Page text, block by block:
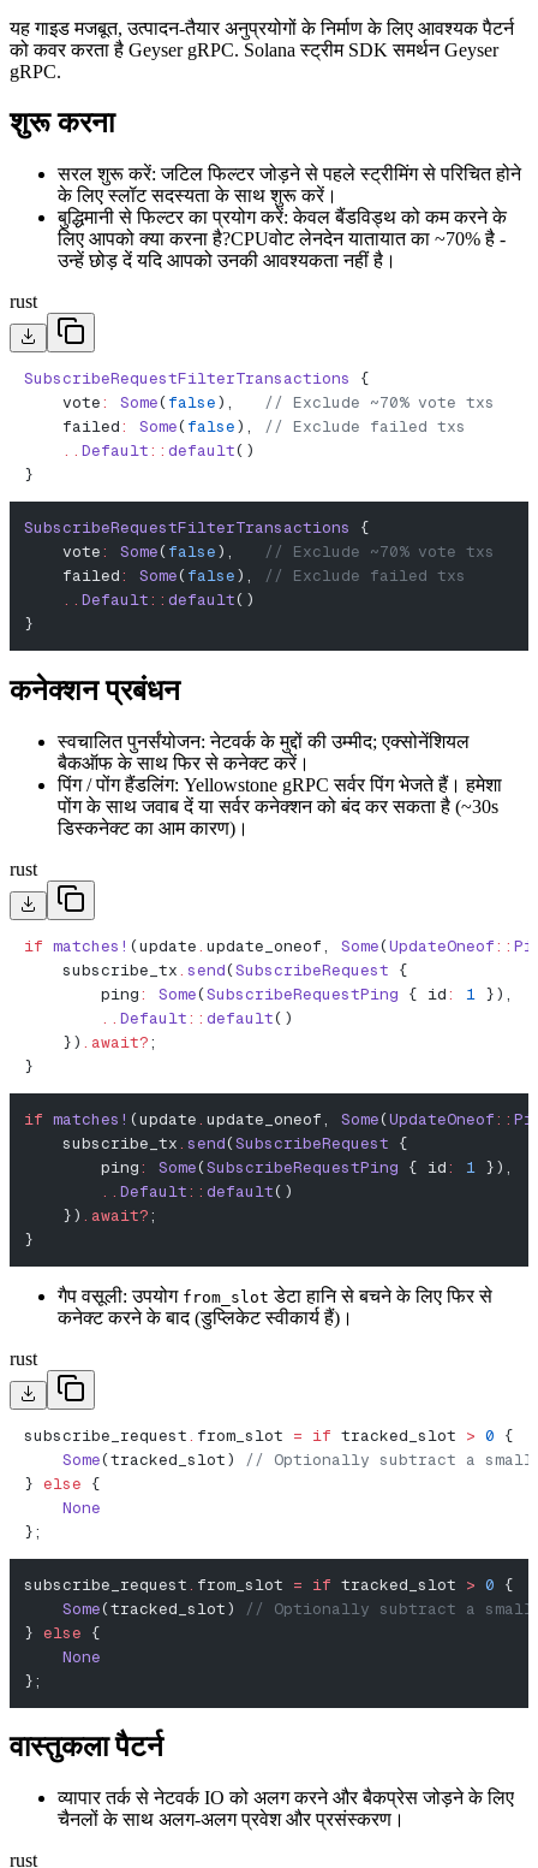
यह गाइड मजबूत, उत्पादन-तैयार अनुप्रयोगों के निर्माण के लिए आवश्यक पैटर्न
को कवर करता है Geyser gRPC. Solana स्ट्रीम SDK समर्थन Geyser
gRPC.
शुरू करना
सरल शुरू करें: जटिल फिल्टर जोड़ने से पहले स्ट्रीमिंग से परिचित होने
के लिए स्लॉट सदस्यता के साथ शुरू करें।
बुद्धिमानी से फिल्टर का प्रयोग करें: केवल बैंडविड्थ को कम करने के
लिए आपको क्या करना है?CPUवोट लेनदेन यातायात का ~70% है -
उन्हें छोड़ दें यदि आपको उनकी आवश्यकता नहीं है।
rust
SubscribeRequestFilterTransactions
{
    vote
: Some(false),
// Exclude ~70% vote txs
    failed
: Some(false),
// Exclude failed txs
    ..
Default:: default()
}
SubscribeRequestFilterTransactions
{
    vote
: Some( false),
// Exclude ~70% vote txs
    failed
: Some( false),
// Exclude failed txs
    ..
Default:: default()
}
कनेक्शन प्रबंधन
स्वचालित पुनर्संयोजन: नेटवर्क के मुद्दों की उम्मीद; एक्सोनेंशियल
बैकऑफ के साथ फिर से कनेक्ट करें।
पिंग / पोंग हैंडलिंग: Yellowstone gRPC सर्वर पिंग भेजते हैं। हमेशा
पोंग के साथ जवाब दें या सर्वर कनेक्शन को बंद कर सकता है (~30s
डिस्कनेक्ट का आम कारण)।
rust
if matches! (update. update_oneof, Some(UpdateOneof::
    subscribe_tx
. send(SubscribeRequest {
        ping
: Some(SubscribeRequestPing { id: 1 }),
        ..
Default:: default()
    })
.await?;
}
if matches! (update. update_oneof, Some(UpdateOneof::
    subscribe_tx
. send(SubscribeRequest {
        ping
: Some(SubscribeRequestPing { id: 1 }),
        ..
Default:: default()
    })
.await?;
}
गैप वसूली: उपयोग from_slot डेटा हानि से बचने के लिए फिर से
कनेक्ट करने के बाद (डुप्लिकेट स्वीकार्य हैं)।
rust
subscribe_request. from_slot = if tracked_slot > 0 {
    Some
(tracked_slot)
// Optionally subtract a small
} else {
    None
};
subscribe_request. from_slot = if tracked_slot > 0 {
    Some
(tracked_slot)
// Optionally subtract a small
} else {
    None
};
वास्तुकला पैटर्न
व्यापार तर्क से नेटवर्क IO को अलग करने और बैकप्रेस जोड़ने के लिए
चैनलों के साथ अलग-अलग प्रवेश और प्रसंस्करण।
rust